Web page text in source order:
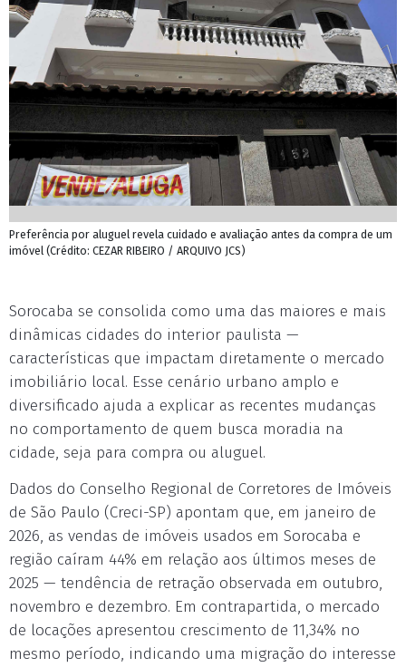
Preferência por aluguel revela cuidado e avaliação antes da compra de um
imóvel (Crédito: CEZAR RIBEIRO / ARQUIVO JCS)
Sorocaba se consolida como uma das maiores e mais
dinâmicas cidades do interior paulista —
características que impactam diretamente o mercado
imobiliário local. Esse cenário urbano amplo e
diversificado ajuda a explicar as recentes mudanças
no comportamento de quem busca moradia na
cidade, seja para compra ou aluguel.
Dados do Conselho Regional de Corretores de Imóveis
de São Paulo (Creci-SP) apontam que, em janeiro de
2026, as vendas de imóveis usados em Sorocaba e
região caíram 44% em relação aos últimos meses de
2025 — tendência de retração observada em outubro,
novembro e dezembro. Em contrapartida, o mercado
de locações apresentou crescimento de 11,34% no
mesmo período, indicando uma migração do interesse